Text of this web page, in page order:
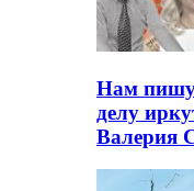
Нам
делу
Валерия